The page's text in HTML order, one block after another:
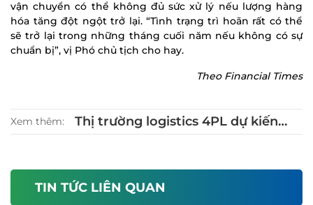
vận chuyển có thể không đủ sức xử lý nếu lượng hàng
hóa tăng đột ngột trở lại. “Tình trạng trì hoãn rất có thể
sẽ trở lại trong những tháng cuối năm nếu không có sự
chuẩn bị”, vị Phó chủ tịch cho hay.
Theo Financial Times
Xem thêm:
Thị trường logistics 4PL dự kiến
TIN TỨC LIÊN QUAN